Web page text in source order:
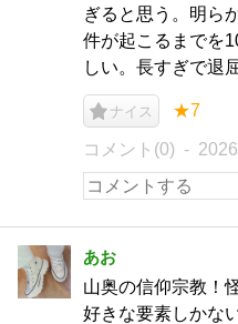
ぎると思う。明ら
件が起こるまでを
しい。長すぎで退
ナイス ★7
コメント(0)
あお
山奥の信仰宗教！
好きな要素しかな